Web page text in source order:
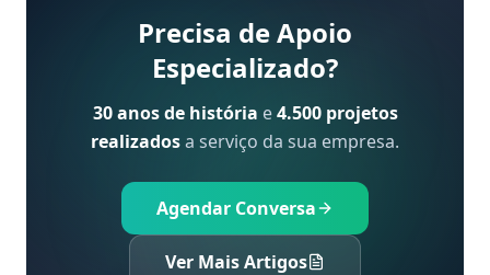
Precisa de Apoio
Especializado?
30 anos de história e4.500 projetos
realizadosa serviço da sua empresa.
Agendar Conversa
Ver Mais Artigos